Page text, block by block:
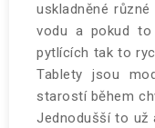
uskladněné
vodu a pokud
pytlících tak to
Tablety jsou
starostí během
Jednodušší to už